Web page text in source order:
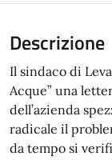
Descrizione
Il sindaco di
Acque” una
dell’azienda
radicale il
da tempo si